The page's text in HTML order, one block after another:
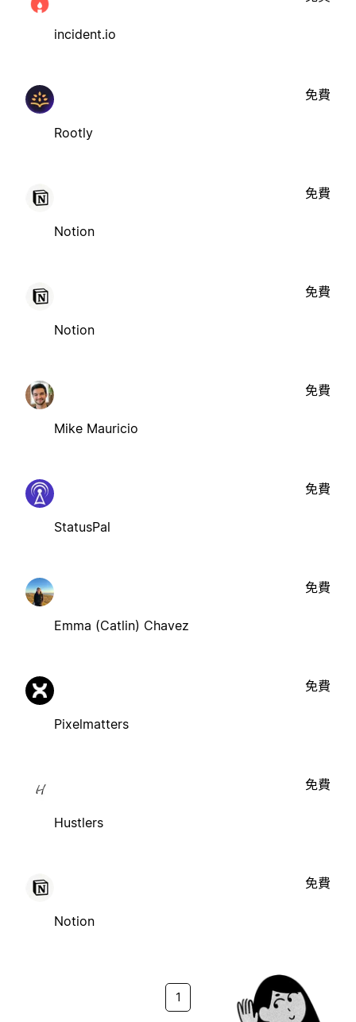
incident.io
Rootly
免費
Notion
免費
Notion
免費
Mike Mauricio
免費
StatusPal
免費
Emma (Catlin) Chavez
免費
Pixelmatters
免費
Hustlers
免費
Notion
免費
1